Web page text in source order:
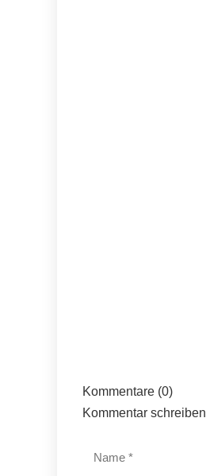
Kommentare (0)
Kommentar schreiben